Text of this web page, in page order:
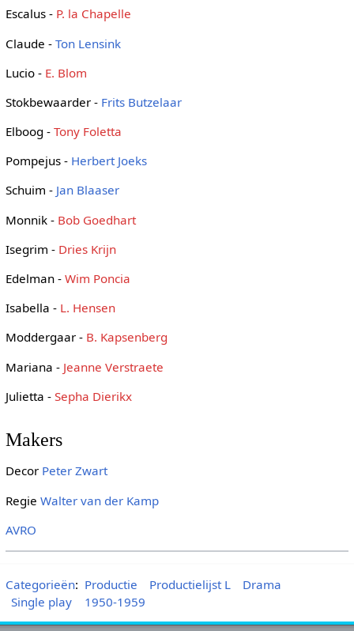
Escalus - P. la Chapelle
Claude - Ton Lensink
Lucio - E. Blom
Stokbewaarder - Frits Butzelaar
Elboog - Tony Foletta
Pompejus - Herbert Joeks
Schuim - Jan Blaaser
Monnik - Bob Goedhart
Isegrim - Dries Krijn
Edelman - Wim Poncia
Isabella - L. Hensen
Moddergaar - B. Kapsenberg
Mariana - Jeanne Verstraete
Julietta - Sepha Dierikx
Makers
Decor Peter Zwart
Regie Walter van der Kamp
AVRO
Categorieën: Productie Productielijst L
Drama
Single play
1950-1959